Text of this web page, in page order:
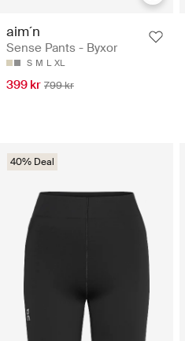
aim´n
Sense Pants - Byxor
S M L XL
399 kr 799 kr
40% Deal